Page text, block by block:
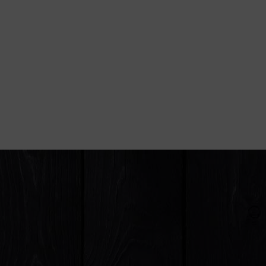
per E-Mail an
Umgang mit Nutzerdaten finden Sie